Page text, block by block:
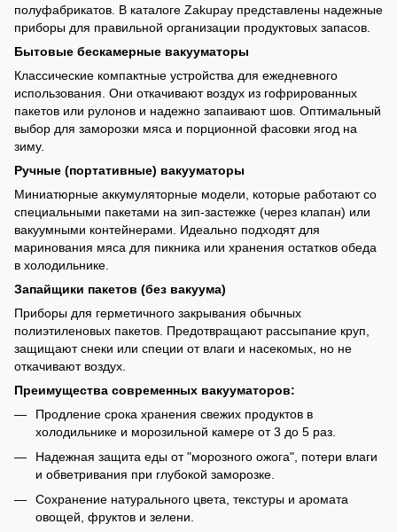
полуфабрикатов. В каталоге Zakupay представлены надежные
приборы для правильной организации продуктовых запасов.
Бытовые бескамерные вакууматоры
Классические компактные устройства для ежедневного
использования. Они откачивают воздух из гофрированных
пакетов или рулонов и надежно запаивают шов. Оптимальный
выбор для заморозки мяса и порционной фасовки ягод на
зиму.
Ручные (портативные) вакууматоры
Миниатюрные аккумуляторные модели, которые работают со
специальными пакетами на зип-застежке (через клапан) или
вакуумными контейнерами. Идеально подходят для
маринования мяса для пикника или хранения остатков обеда
в холодильнике.
Запайщики пакетов (без вакуума)
Приборы для герметичного закрывания обычных
полиэтиленовых пакетов. Предотвращают рассыпание круп,
защищают снеки или специи от влаги и насекомых, но не
откачивают воздух.
Преимущества современных вакууматоров:
Продление срока хранения свежих продуктов в
холодильнике и морозильной камере от 3 до 5 раз.
Надежная защита еды от "морозного ожога", потери влаги
и обветривания при глубокой заморозке.
Сохранение натурального цвета, текстуры и аромата
овощей, фруктов и зелени.